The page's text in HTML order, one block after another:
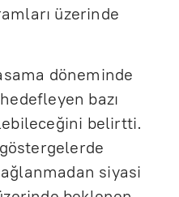
üzerinde
döneminde
bazı
belirtti.
siyasi